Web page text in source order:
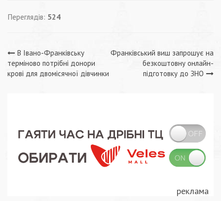
Переглядів: 524
Навігація
записів
В Івано-Франківську
терміново потрібні донори
крові для двомісячної дівчинки
Франківський виш запрошує на
безкоштовну онлайн-
підготовку до ЗНО